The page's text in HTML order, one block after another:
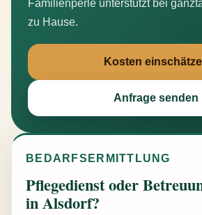
Familienperle unterstützt bei
zu Hause.
Kosten
Anfrage senden
BEDARFSERMITTLUNG
Pflegedienst oder
in Alsdorf?